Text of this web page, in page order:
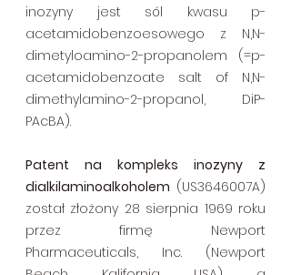
inozyny jest sól kwasu p-
acetamidobenzoesowego z N,N-
dimetyloamino-2-propanolem (=p-
acetamidobenzoate salt of N,N-
dimethylamino-2-propanol, DiP-
PAcBA).
Patent na kompleks inozyny z
dialkilaminoalkoholem (US3646007A)
został złożony 28 sierpnia 1969 roku
przez firmę Newport
Pharmaceuticals, Inc. (Newport